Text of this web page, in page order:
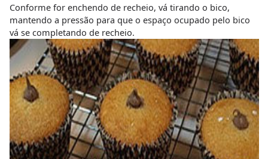
Conforme for enchendo de recheio, vá tirando o bico,
mantendo a pressão para que o espaço ocupado pelo bico
vá se completando de recheio.